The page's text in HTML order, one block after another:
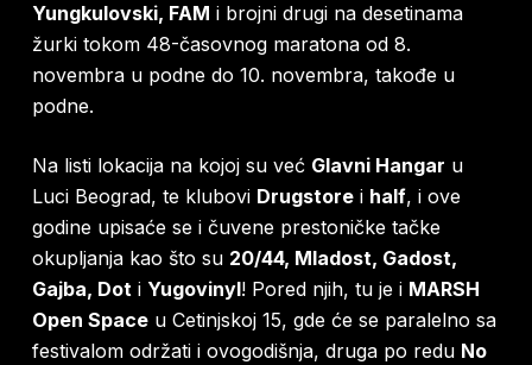
Yungkulovski, FAM i brojni drugi na desetinama
žurki tokom 48-časovnog maratona od 8.
novembra u podne do 10. novembra, takođe u
podne.
Na listi lokacija na kojoj su već Glavni Hangar u
Luci Beograd, te klubovi Drugstorei half, i ove
godine upisaće se i čuvene prestoničke tačke
okupljanja kao što su 20/44, Mladost, Gadost,
Gajba, Doti Yugovinyl! Pored njih, tu je i MARSH
Open Spaceu Cetinjskoj 15, gde će se paralelno sa
festivalom održati i ovogodišnja, druga po redu No